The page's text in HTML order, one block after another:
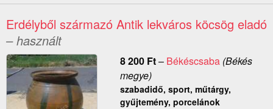
Erdélyből származó Antik lekváros köcsög eladó
– használt
8 200 Ft– Békéscsaba(Békés
megye)
szabadidő, sport, műtárgy,
gyűjtemény, porcelánok